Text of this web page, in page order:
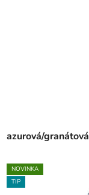
azurová/granátová
NOVINKA
TIP